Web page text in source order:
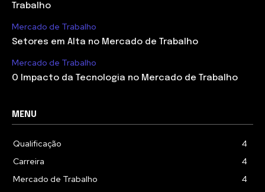
Trabalho
Mercado de Trabalho
Setores em Alta no Mercado de Trabalho
Mercado de Trabalho
O Impacto da Tecnologia no Mercado de Trabalho
MENU
Qualificação
4
Carreira
4
Mercado de Trabalho
4